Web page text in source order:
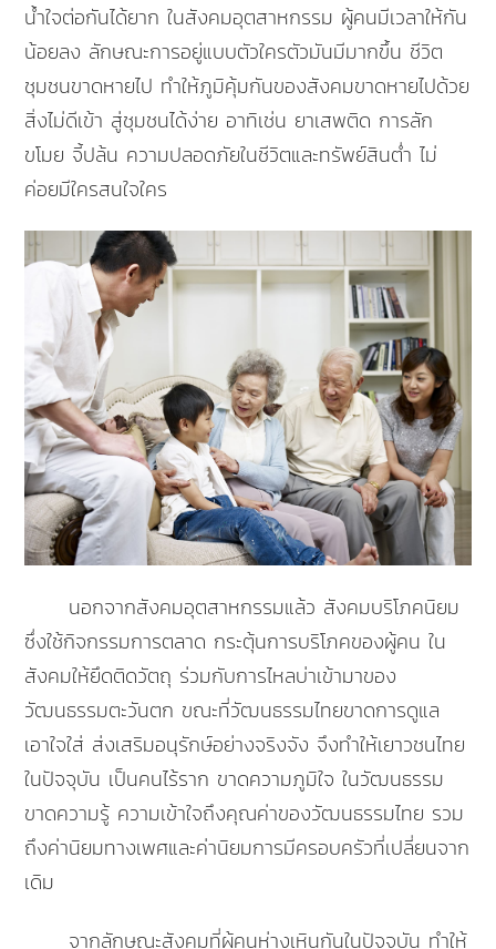
น้ำใจต่อกันได้ยาก ในสังคมอุตสาหกรรม ผู้คนมีเวลาให้กัน
น้อยลง ลักษณะการอยู่แบบตัวใครตัวมันมีมากขึ้น ชีวิต
ชุมชนขาดหายไป ทำให้ภูมิคุ้มกันของสังคมขาดหายไปด้วย
สิ่งไม่ดีเข้า สู่ชุมชนได้ง่าย อาทิเช่น ยาเสพติด การลัก
ขโมย จี้ปล้น ความปลอดภัยในชีวิตและทรัพย์สินต่ำ ไม่
ค่อยมีใครสนใจใคร
นอกจากสังคมอุตสาหกรรมแล้ว สังคมบริโภคนิยม
ซึ่งใช้กิจกรรมการตลาด กระตุ้นการบริโภคของผู้คน ใน
สังคมให้ยึดติดวัตถุ ร่วมกับการไหลบ่าเข้ามาของ
วัฒนธรรมตะวันตก ขณะที่วัฒนธรรมไทยขาดการดูแล
เอาใจใส่ ส่งเสริมอนุรักษ์อย่างจริงจัง จึงทำให้เยาวชนไทย
ในปัจจุบัน เป็นคนไร้ราก ขาดความภูมิใจ ในวัฒนธรรม
ขาดความรู้ ความเข้าใจถึงคุณค่าของวัฒนธรรมไทย รวม
ถึงค่านิยมทางเพศและค่านิยมการมีครอบครัวที่เปลี่ยนจาก
เดิม
จากลักษณะสังคมที่ผู้คนห่างเหินกันในปัจจุบัน ทำให้